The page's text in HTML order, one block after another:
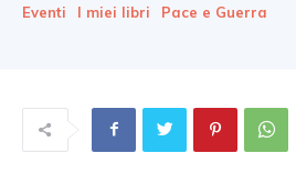
Eventi I miei libri Pace e Guerra